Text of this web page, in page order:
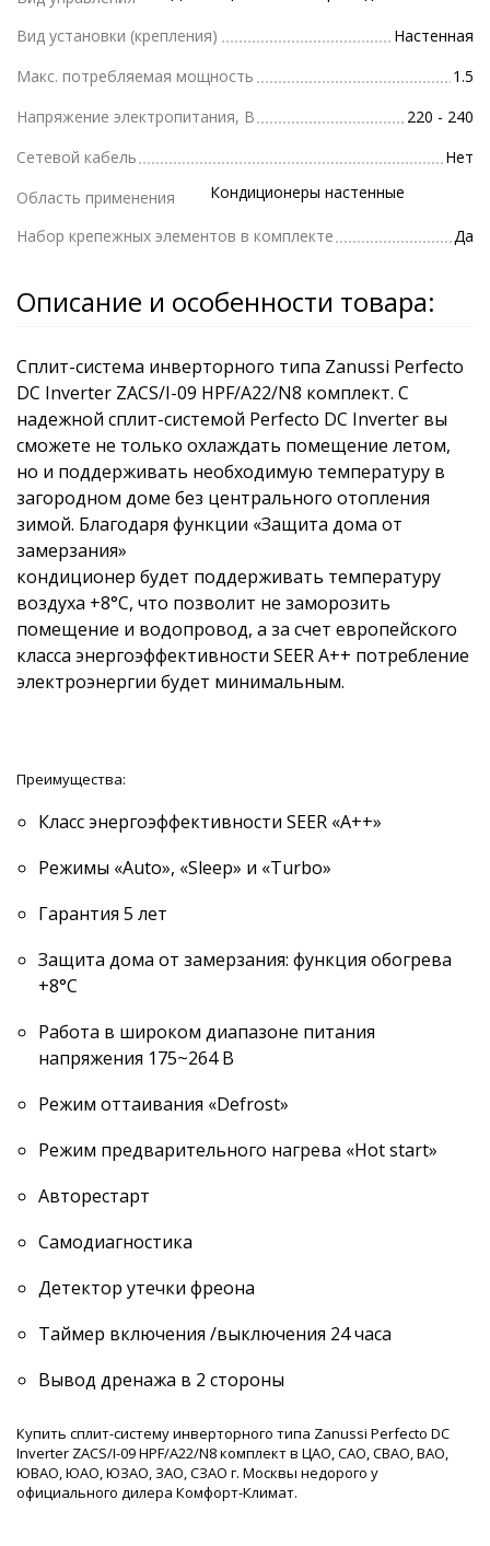
Вид установки (крепления)
Настенная
Макс. потребляемая мощность
1.5
Напряжение электропитания, В
220 - 240
Сетевой кабель
Нет
Область применения
Кондиционеры настенные
Набор крепежных элементов в комплекте Да
Описание и особенности товара:
Сплит-система инверторного типа Zanussi Perfecto
DC Inverter ZACS/I-09 HPF/A22/N8 комплект. С
надежной сплит-системой Perfecto DC Inverter вы
сможете не только охлаждать помещение летом,
но и поддерживать необходимую температуру в
загородном доме без центрального отопления
зимой. Благодаря функции «Защита дома от
замерзания»
кондиционер будет поддерживать температуру
воздуха +8°С, что позволит не заморозить
помещение и водопровод, а за счет европейского
класса энергоэффективности SEER A++ потребление
электроэнергии будет минимальным.
Преимущества:
Класс энергоэффективности SEER «A++»
Режимы «Auto», «Sleep» и «Turbo»
Гарантия 5 лет
Защита дома от замерзания: функция обогрева
+8°C
Работа в широком диапазоне питания
напряжения 175~264 В
Режим оттаивания «Defrost»
Режим предварительного нагрева «Hot start»
Авторестарт
Самодиагностика
Детектор утечки фреона
Таймер включения /выключения 24 часа
Вывод дренажа в 2 стороны
Купить сплит-систему инверторного типа Zanussi Perfecto DC
Inverter ZACS/I-09 HPF/A22/N8 комплект в ЦАО, САО, СВАО, ВАО,
ЮВАО, ЮАО, ЮЗАО, ЗАО, СЗАО г. Москвы недорого у
официального дилера Комфорт-Климат.